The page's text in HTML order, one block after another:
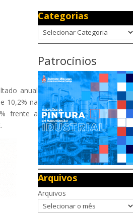
anual
10,2% na
frente a
Categorias
Categorias
Patrocínios
Arquivos
Arquivos